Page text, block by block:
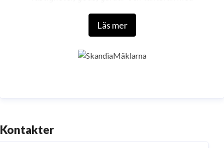
verksamhet i Sverige, Spanien och Portugal.
Läs mer
Kontakter